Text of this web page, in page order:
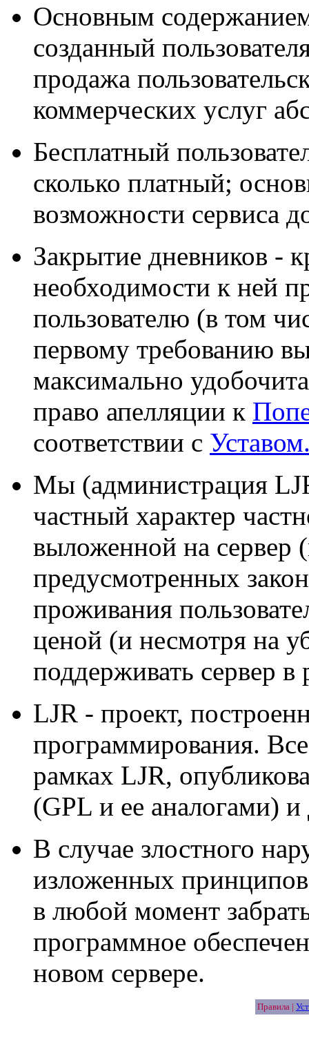
Основным содержанием
созданный
продажа
коммерческих услуг
Бесплатный
сколько платный;
возможности сервиса
Закрытие дневников -
необходимости к ней
пользователю (в том
первому требованию
максимально
право апелляции к
соответствии с
Мы (администрация
частный характер
выложенной на сервер
предусмотренных
проживания
ценой (и несмотря на
поддерживать сервер в
LJR - проект,
программирования.
рамках LJR,
(GPL и ее аналогами)
В случае злостного
изложенных
в любой момент
программное
новом сервере.
Правила |